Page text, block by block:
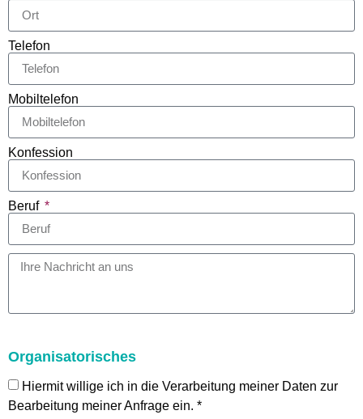
Telefon
Mobiltelefon
Konfession
Beruf
Organisatorisches
Hiermit willige ich in die Verarbeitung meiner Daten zur
Bearbeitung meiner Anfrage ein. *